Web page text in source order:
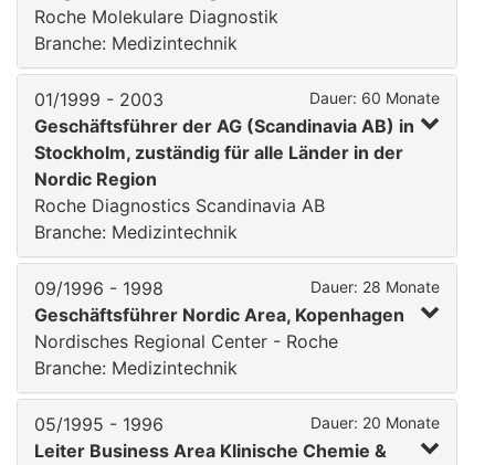
Roche Molekulare Diagnostik
Branche: Medizintechnik
01/1999 - 2003 Dauer: 60 Monate
Geschäftsführer der AG (Scandinavia AB) in
Stockholm, zuständig für alle Länder in der
Nordic Region
Roche Diagnostics Scandinavia AB
Branche: Medizintechnik
09/1996 - 1998 Dauer: 28 Monate
Geschäftsführer Nordic Area, Kopenhagen
Nordisches Regional Center - Roche
Branche: Medizintechnik
05/1995 - 1996 Dauer: 20 Monate
Leiter Business Area Klinische Chemie &